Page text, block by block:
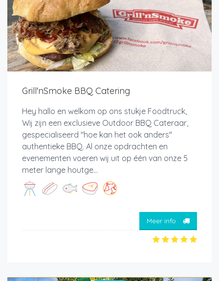
Grill'nSmoke BBQ Catering
Hey hallo en welkom op ons stukje Foodtruck,
Wij zijn een exclusieve Outdoor BBQ Cateraar,
gespecialiseerd "hoe kan het ook anders"
authentieke BBQ. Al onze opdrachten en
evenementen voeren wij uit op één van onze 5
meter lange houtge...
Meer info